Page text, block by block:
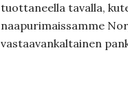
tuottaneella tavalla,
naapurimaissamme
vastaavankaltainen